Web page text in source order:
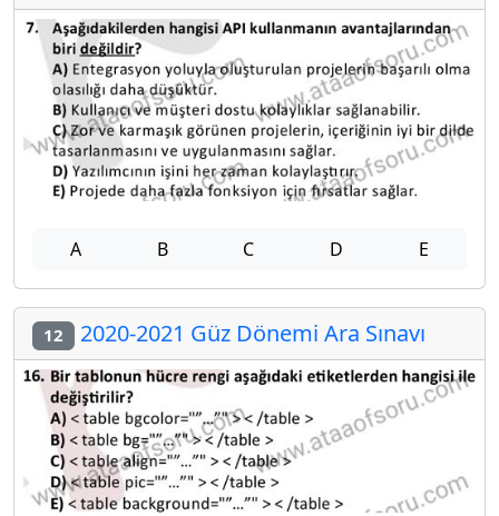
A B C D E
12 2020-2021 Güz Dönemi Ara Sınavı